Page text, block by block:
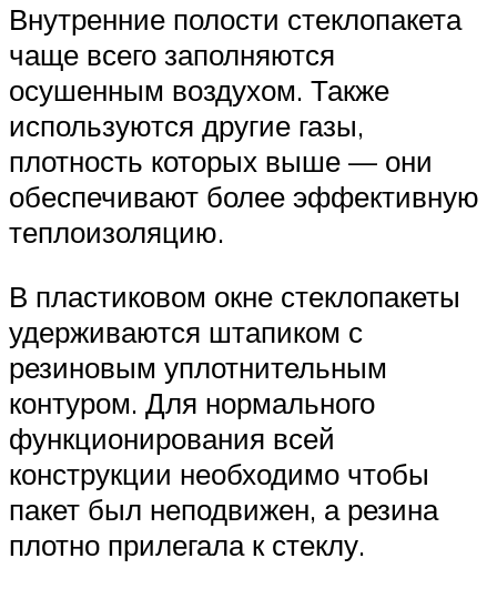
Внутренние полости стеклопакета
чаще всего заполняются
осушенным воздухом. Также
используются другие газы,
плотность которых выше — они
обеспечивают более эффективную
теплоизоляцию.
В пластиковом окне стеклопакеты
удерживаются штапиком с
резиновым уплотнительным
контуром. Для нормального
функционирования всей
конструкции необходимо чтобы
пакет был неподвижен, а резина
плотно прилегала к стеклу.